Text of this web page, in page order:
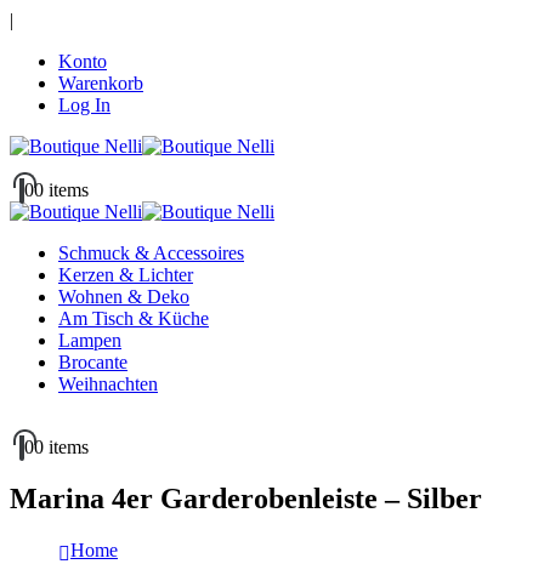
|
Konto
Warenkorb
Log In
00 items
Schmuck & Accessoires
Kerzen & Lichter
Wohnen & Deko
Am Tisch & Küche
Lampen
Brocante
Weihnachten
00 items
Marina 4er Garderobenleiste – Silber
Home